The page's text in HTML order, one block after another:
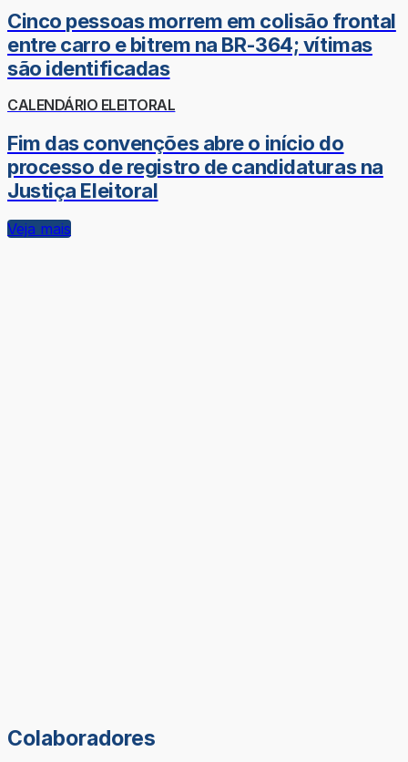
Cinco pessoas morrem em colisão frontal
entre carro e bitrem na BR-364; vítimas
são identificadas
CALENDÁRIO ELEITORAL
Fim das convenções abre o início do
processo de registro de candidaturas na
Justiça Eleitoral
Veja mais
Colaboradores